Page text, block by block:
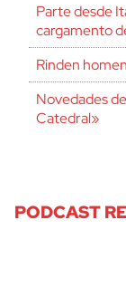
Parte desde
cargamento
Rinden
Novedades
Catedral»
PODCAST